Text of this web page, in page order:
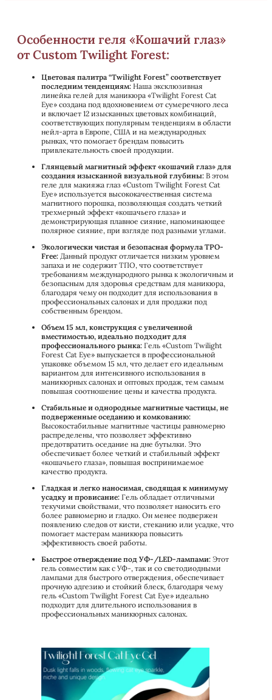
Особенности геля «Кошачий глаз»
от Custom Twilight Forest:
Цветовая палитра “Twilight Forest” соответствует
последним тенденциям: Наша эксклюзивная
линейка гелей для маникюра «Twilight Forest Cat
Eye» создана под вдохновением от сумеречного леса
и включает 12 изысканных цветовых комбинаций,
соответствующих популярным тенденциям в области
нейл-арта в Европе, США и на международных
рынках, что помогает брендам повысить
привлекательность своей продукции.
Глянцевый магнитный эффект «кошачий глаз» для
создания изысканной визуальной глубины: В этом
геле для макияжа глаз «Custom Twilight Forest Cat
Eye» используется высококачественная система
магнитного порошка, позволяющая создать четкий
трехмерный эффект «кошачьего глаза» и
демонстрирующая плавное сияние, напоминающее
полярное сияние, при взгляде под разными углами.
Экологически чистая и безопасная формула TPO-
Free: Данный продукт отличается низким уровнем
запаха и не содержит ТПО, что соответствует
требованиям международного рынка к экологичным и
безопасным для здоровья средствам для маникюра,
благодаря чему он подходит для использования в
профессиональных салонах и для продажи под
собственным брендом.
Объем 15 мл, конструкция с увеличенной
вместимостью, идеально подходит для
профессионального рынка: Гель «Custom Twilight
Forest Cat Eye» выпускается в профессиональной
упаковке объемом 15 мл, что делает его идеальным
вариантом для интенсивного использования в
маникюрных салонах и оптовых продаж, тем самым
повышая соотношение цены и качества продукта.
Стабильные и однородные магнитные частицы, не
подверженные оседанию и комкованию:
Высокостабильные магнитные частицы равномерно
распределены, что позволяет эффективно
предотвратить оседание на дне бутылки. Это
обеспечивает более четкий и стабильный эффект
«кошачьего глаза», повышая воспринимаемое
качество продукта.
Гладкая и легко наносимая, сводящая к минимуму
усадку и провисание: Гель обладает отличными
текучими свойствами, что позволяет наносить его
более равномерно и гладко. Он менее подвержен
появлению следов от кисти, стеканию или усадке, что
помогает мастерам маникюра повысить
эффективность своей работы.
Быстрое отверждение под УФ-/LED-лампами: Этот
гель совместим как с УФ-, так и со светодиодными
лампами для быстрого отверждения, обеспечивает
прочную адгезию и стойкий блеск, благодаря чему
гель «Custom Twilight Forest Cat Eye» идеально
подходит для длительного использования в
профессиональных маникюрных салонах.